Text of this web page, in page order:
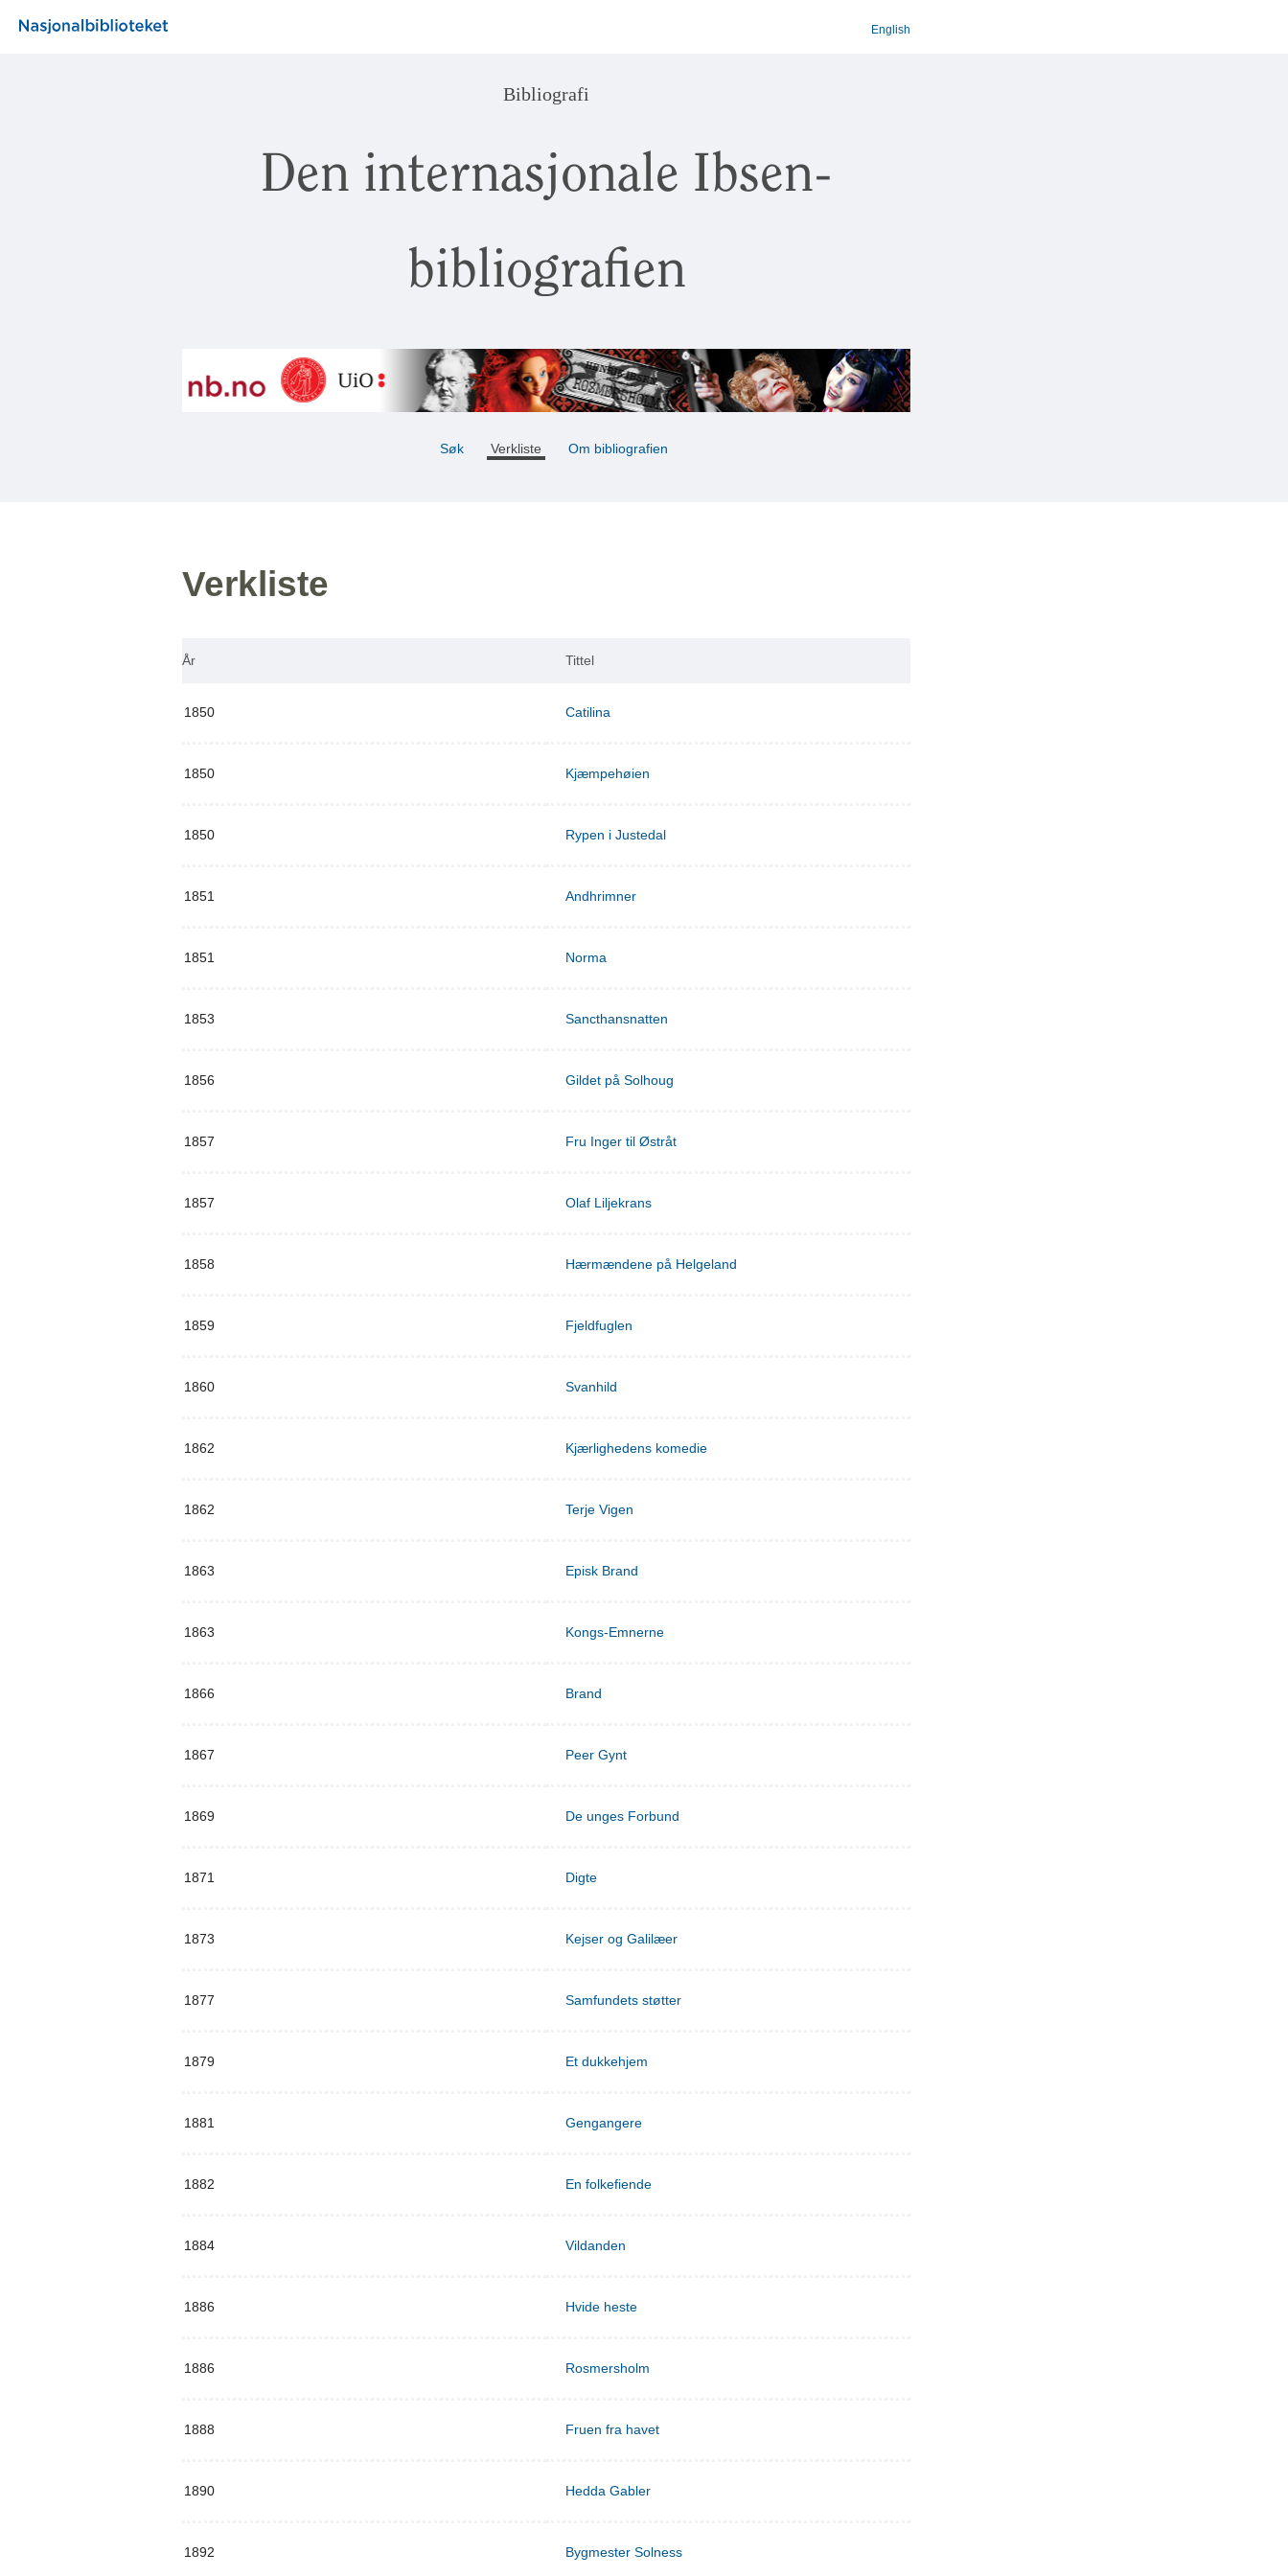
English
Bibliografi
Den internasjonale Ibsen-
bibliografien
Søk Verkliste Om bibliografien
Verkliste
År Tittel
1850 Catilina
1850 Kjæmpehøien
1850 Rypen i Justedal
1851 Andhrimner
1851 Norma
1853 Sancthansnatten
1856 Gildet på Solhoug
1857 Fru Inger til Østråt
1857 Olaf Liljekrans
1858 Hærmændene på Helgeland
1859 Fjeldfuglen
1860 Svanhild
1862 Kjærlighedens komedie
1862 Terje Vigen
1863 Episk Brand
1863 Kongs-Emnerne
1866 Brand
1867 Peer Gynt
1869 De unges Forbund
1871 Digte
1873 Kejser og Galilæer
1877 Samfundets støtter
1879 Et dukkehjem
1881 Gengangere
1882 En folkefiende
1884 Vildanden
1886 Hvide heste
1886 Rosmersholm
1888 Fruen fra havet
1890 Hedda Gabler
1892 Bygmester Solness